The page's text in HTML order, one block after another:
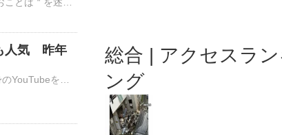
人気 昨年
総合 | アクセスラン
ング